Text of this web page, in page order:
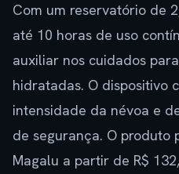
Com um reservatório de
até 10 horas de uso
auxiliar nos cuidados
hidratadas. O dispositivo
intensidade da névoa e
de segurança. O produto
Magalu a partir de R$